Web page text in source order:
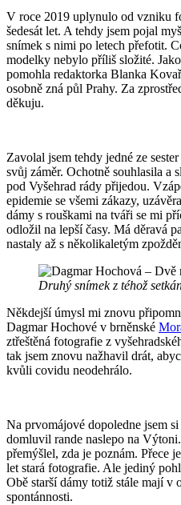
V roce 2019 uplynulo od vzniku
šedesát let. A tehdy jsem pojal
snímek s nimi po letech přefotit.
modelky nebylo příliš složité.
pomohla redaktorka Blanka
osobně zná půl Prahy. Za
děkuju.
Zavolal jsem tehdy jedné ze
svůj záměr. Ochotně souhlasila a
pod Vyšehrad rády přijedou.
epidemie se všemi zákazy,
dámy s rouškami na tváři se mi
odložil na lepší časy. Má děravá
nastaly až s několikaletým
Druhý snímek z téhož
Někdejší úmysl mi znovu
Dagmar Hochové v brněnské
ztřeštěná fotografie z
tak jsem znovu nažhavil drát,
kvůli covidu neodehrálo.
Na prvomájové dopoledne jsem
domluvil rande naslepo na
přemýšlel, zda je poznám. Přece
let stará fotografie. Ale jediný
Obě starší dámy totiž stále mají v
spontánnosti.